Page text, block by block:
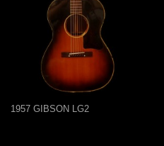
1957 GIBSON LG2